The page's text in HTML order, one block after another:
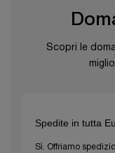
Scopri le
Spedite in tutta
Sì. Offriamo